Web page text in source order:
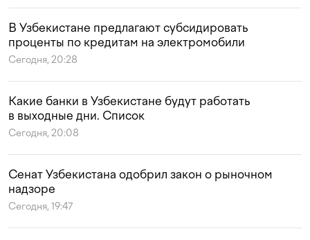
В Узбекистане предлагают субсидировать
проценты по кредитам на электромобили
Сегодня, 20:28
Какие банки в Узбекистане будут работать
в выходные дни. Список
Сегодня, 20:08
Сенат Узбекистана одобрил закон о рыночном
надзоре
Сегодня, 19:47